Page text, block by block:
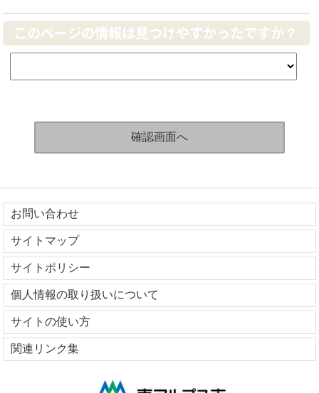
このページの情報は見つけやすかったですか？
お問い合わせ
サイトマップ
サイトポリシー
個人情報の取り扱いについて
サイトの使い方
関連リンク集